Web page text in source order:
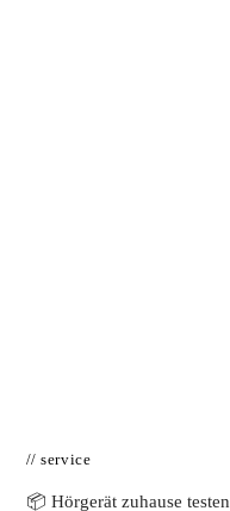
// service
📦 Hörgerät zuhause testen